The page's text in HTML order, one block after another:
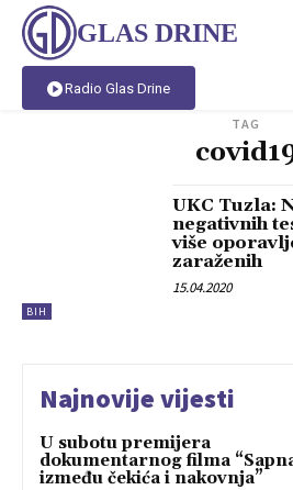
GLAS DRINE
Radio Glas Drine
TAG
BIH
UKC Tuzla:
negativnih
više
zaraženih
15.04.2020
Najnovije vijesti
U subotu premijera
dokumentarnog filma
između čekića i nakovnja”